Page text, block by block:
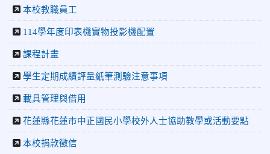
2026-03-05
榮譽
小學籃球聯賽-260組 榮獲冠軍！
中小學聯運暨全中運及ICG縣代表隊田徑選拔賽 榮獲佳績！
2026-02-11
榮譽
本校學生參加花蓮縣慶祝115年元宵節花
燈比賽得獎名單
2026-02-11
115年「傑出代理教師遴選及表揚」初審與推薦
事宜,請符合推薦資格並有意參加遴選之教育同仁,於115年3月
9日(一)前填具推薦表並檢附相關事證1式12份送人事室辦
理。
本校教職員工
114學年度印表機實物投影機配置
課程計畫
學生定期成績評量紙筆測驗注意事項
載具管理與借用
花蓮縣花蓮市中正國民小學校外人士協助教學或活動要點
本校捐款徵信